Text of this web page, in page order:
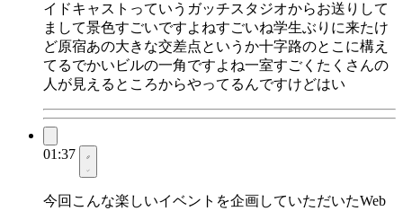
イドキャストっていうガッチスタジオからお送りして
まして景色すごいですよねすごいね学生ぶりに来たけ
ど原宿あの大きな交差点というか十字路のとこに構え
てるでかいビルの一角ですよね一室すごくたくさんの
人が見えるところからやってるんですけどはい
01:37
今回こんな楽しいイベントを企画していただいたWeb